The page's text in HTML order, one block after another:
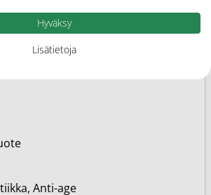
Anti-age
Hyväksy
Lisätietoja